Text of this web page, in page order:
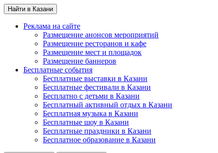
Найти в Казани
Реклама на сайте
Размещение анонсов мероприятий
Размещение ресторанов и кафе
Размещение мест и площадок
Размещение баннеров
Бесплатные события
Бесплатные выставки в Казани
Бесплатные фестивали в Казани
Бесплатно с детьми в Казани
Бесплатный активный отдых в Казани
Бесплатная музыка в Казани
Бесплатные шоу в Казани
Бесплатные праздники в Казани
Бесплатное образование в Казани